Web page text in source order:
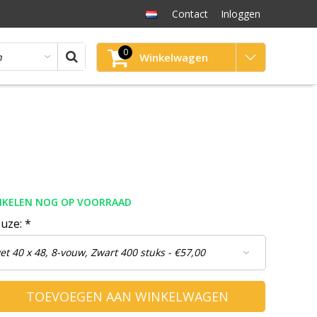
Contact Inloggen
0 Winkelwagen
NOG OP VOORRAAD
*
TOEVOEGEN AAN WINKELWAGEN